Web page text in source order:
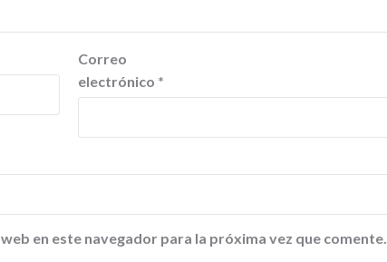
Correo
electrónico *
en este navegador para la próxima vez que comente.